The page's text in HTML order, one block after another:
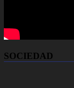
SOCIEDAD